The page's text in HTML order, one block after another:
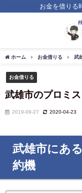
お金を借りる
ホーム お金借りる 武
お金借りる
武雄市のプロミ
2019-09-27 2020-04-23
武雄市にあ
約機